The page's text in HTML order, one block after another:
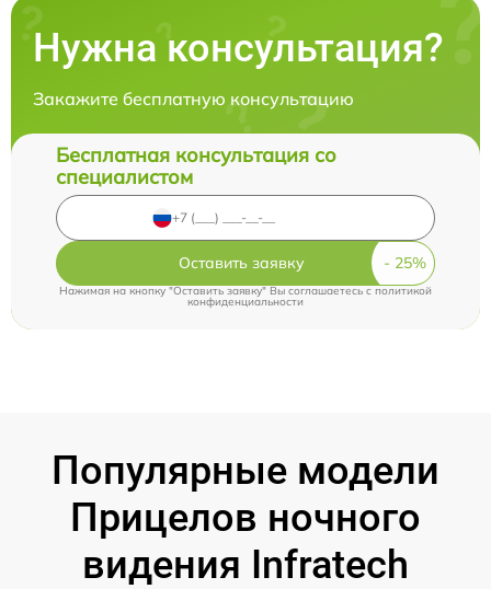
Нужна консультация?
Закажите бесплатную консультацию
Бесплатная консультация со
специалистом
Оставить заявку
Нажимая на кнопку "Оставить заявку" Вы соглашаетесь cполитикой
конфиденциальности
Популярные модели
Прицелов ночного
видения Infratech